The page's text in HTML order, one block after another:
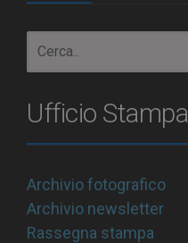
Ufficio Stampa
Archivio fotografico
Archivio newsletter
Rassegna stampa